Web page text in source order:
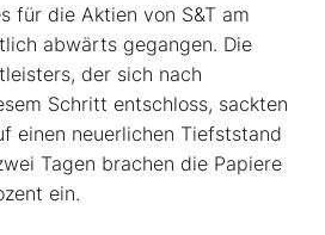
für die Aktien von S&T am
abwärts gegangen. Die
der sich nach
Schritt entschloss, sackten
einen neuerlichen Tiefststand
Tagen brachen die Papiere
ein.